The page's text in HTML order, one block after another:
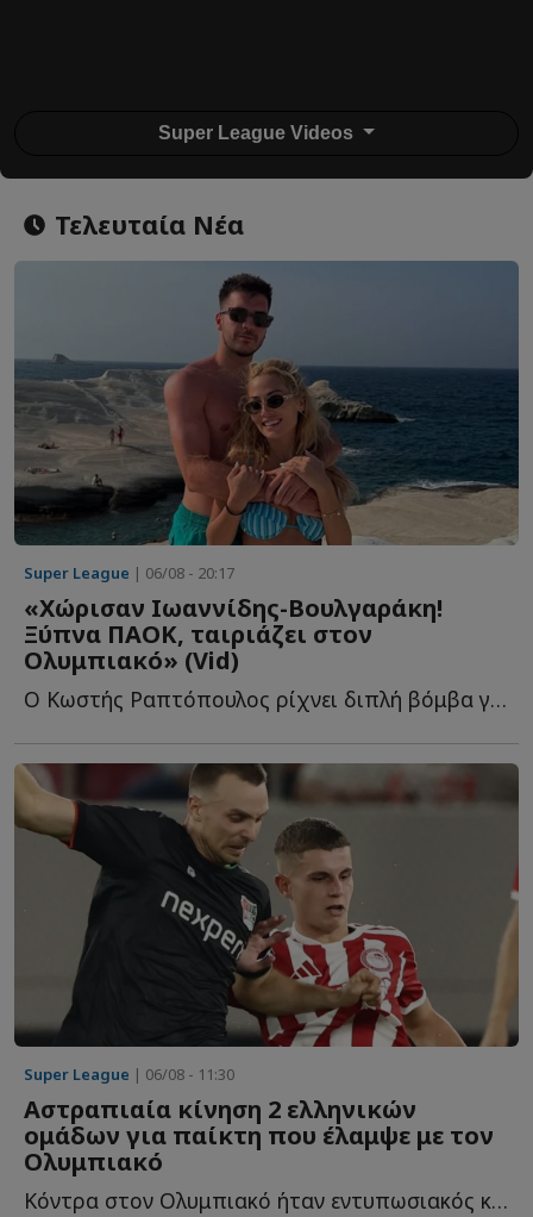
Super League Videos
Τελευταία Νέα
Super League | 06/08 - 20:17
«Χώρισαν Ιωαννίδης-Βουλγαράκη!
Ξύπνα ΠΑΟΚ, ταιριάζει στον
Ολυμπιακό» (Vid)
Ο Κωστής Ραπτόπουλος ρίχνει διπλή βόμβα για τον Φώτη Ι...
Super League | 06/08 - 11:30
Αστραπιαία κίνηση 2 ελληνικών
ομάδων για παίκτη που έλαμψε με τον
Ολυμπιακό
Κόντρα στον Ολυμπιακό ήταν εντυπωσιακός και ήδη δύο ε...